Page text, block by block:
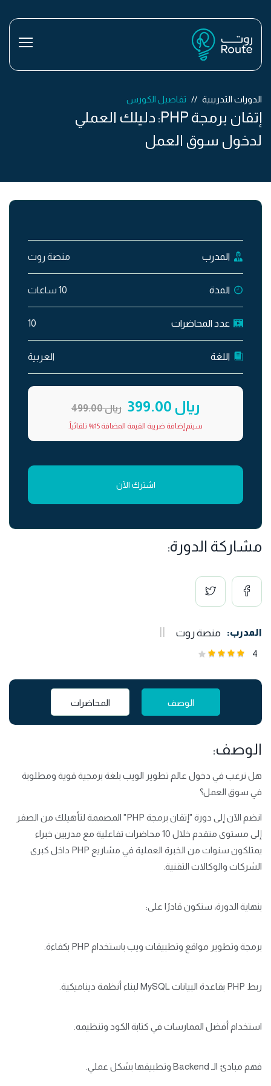
الدورات التدريبية تفاصيل الكورس
إتقان برمجة PHP: دليلك العملي
لدخول سوق العمل
المدرب: منصة روت
4
الوصف المحاضرات
الوصف:
هل ترغب في دخول عالم تطوير الويب بلغة برمجية قوية ومطلوبة
في سوق العمل؟
انضم الآن إلى دورة "إتقان برمجة PHP" المصممة لتأهيلك من الصفر
إلى مستوى متقدم خلال 10 محاضرات تفاعلية مع مدربين خبراء
يمتلكون سنوات من الخبرة العملية في مشاريع PHP داخل كبرى
الشركات والوكالات التقنية.
بنهاية الدورة، ستكون قادرًا على:
برمجة وتطوير مواقع وتطبيقات ويب باستخدام PHP بكفاءة.
ربط PHP بقاعدة البيانات MySQL لبناء أنظمة ديناميكية.
استخدام أفضل الممارسات في كتابة الكود وتنظيمه.
فهم مبادئ الـ Backend وتطبيقها بشكل عملي.
المدرب منصة روت
المدة 10 ساعات
عدد المحاضرات 10
اللغة العربية
ريال 399.00 ريال 499.00
سيتم إضافة ضريبة القيمة المضافة 15% تلقائياً.
اشترك الآن
مشاركة الدورة: